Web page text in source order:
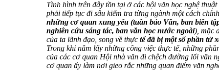
Tình hình trên đây tồn tại ở các hội văn học nghệ
phải tiếp tục đi sâu kiểm tra từng ngành một cách
những cơ quan xung yếu (tuần báo Văn, ban biên
nghiên cứu sáng tác, ban văn học nước ngoài), mặc
của ta lãnh đạo, song về thực tế đã bị một số phần tử
Trong khi nắm lấy những công việc thực tế, những
của các cơ quan Hội nhà văn đi chệch đường lối văn
cơ quan ấy làm nơi gieo rắc những quan điểm văn